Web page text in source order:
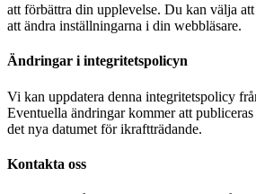
att förbättra din upplevelse. Du kan välja
att ändra inställningarna i din webbläsare.
Ändringar i integritetspolicyn
Vi kan uppdatera denna integritetspolicy
Eventuella ändringar kommer att
det nya datumet för ikraftträdande.
Kontakta oss